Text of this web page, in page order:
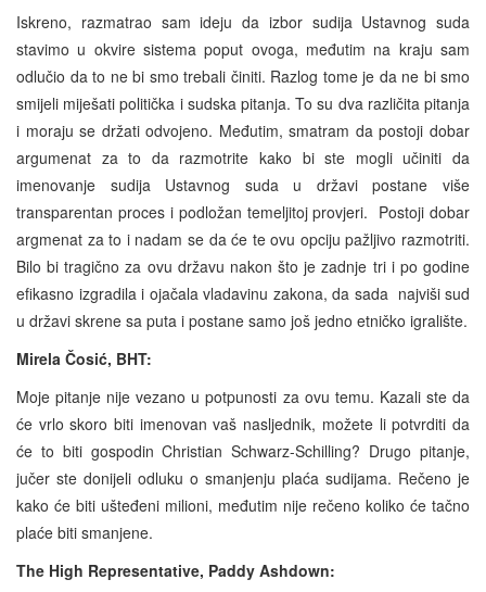
Iskreno, razmatrao sam ideju da izbor sudija Ustavnog suda
stavimo u okvire sistema poput ovoga, međutim na kraju sam
odlučio da to ne bi smo trebali činiti. Razlog tome je da ne bi smo
smijeli miješati politička i sudska pitanja. To su dva različita pitanja
i moraju se držati odvojeno. Međutim, smatram da postoji dobar
argumenat za to da razmotrite kako bi ste mogli učiniti da
imenovanje sudija Ustavnog suda u državi postane više
transparentan proces i podložan temeljitoj provjeri. Postoji dobar
argmenat za to i nadam se da će te ovu opciju pažljivo razmotriti.
Bilo bi tragično za ovu državu nakon što je zadnje tri i po godine
efikasno izgradila i ojačala vladavinu zakona, da sada najviši sud
u državi skrene sa puta i postane samo još jedno etničko igralište.
Mirela Čosić, BHT:
Moje pitanje nije vezano u potpunosti za ovu temu. Kazali ste da
će vrlo skoro biti imenovan vaš nasljednik, možete li potvrditi da
će to biti gospodin Christian Schwarz-Schilling? Drugo pitanje,
jučer ste donijeli odluku o smanjenju plaća sudijama. Rečeno je
kako će biti ušteđeni milioni, međutim nije rečeno koliko će tačno
plaće biti smanjene.
The High Representative, Paddy Ashdown: